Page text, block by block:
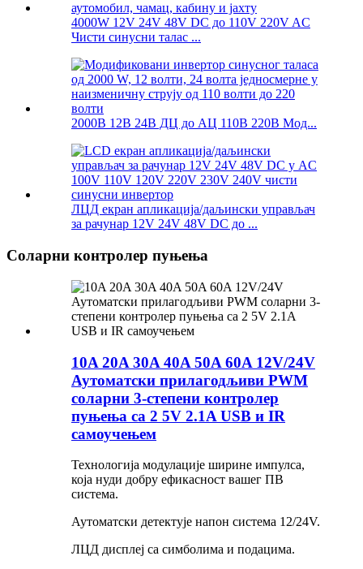
4000W 12V 24V 48V DC до 110V 220V AC
Чисти синусни талас ...
2000В 12В 24В ДЦ до АЦ 110В 220В Мод...
ЛЦД екран апликација/даљински управљач
за рачунар 12V 24V 48V DC до ...
Соларни контролер пуњења
10A 20A 30A 40A 50A 60A 12V/24V
Аутоматски прилагодљиви PWM
соларни 3-степени контролер
пуњења са 2 5V 2.1A USB и IR
самоучењем
Технологија модулације ширине импулса,
која нуди добру ефикасност вашег ПВ
система.
Аутоматски детектује напон система 12/24V.
ЛЦД дисплеј са симболима и подацима.